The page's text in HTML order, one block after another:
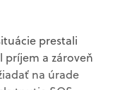
prestali
príjem a zároveň
na úrade